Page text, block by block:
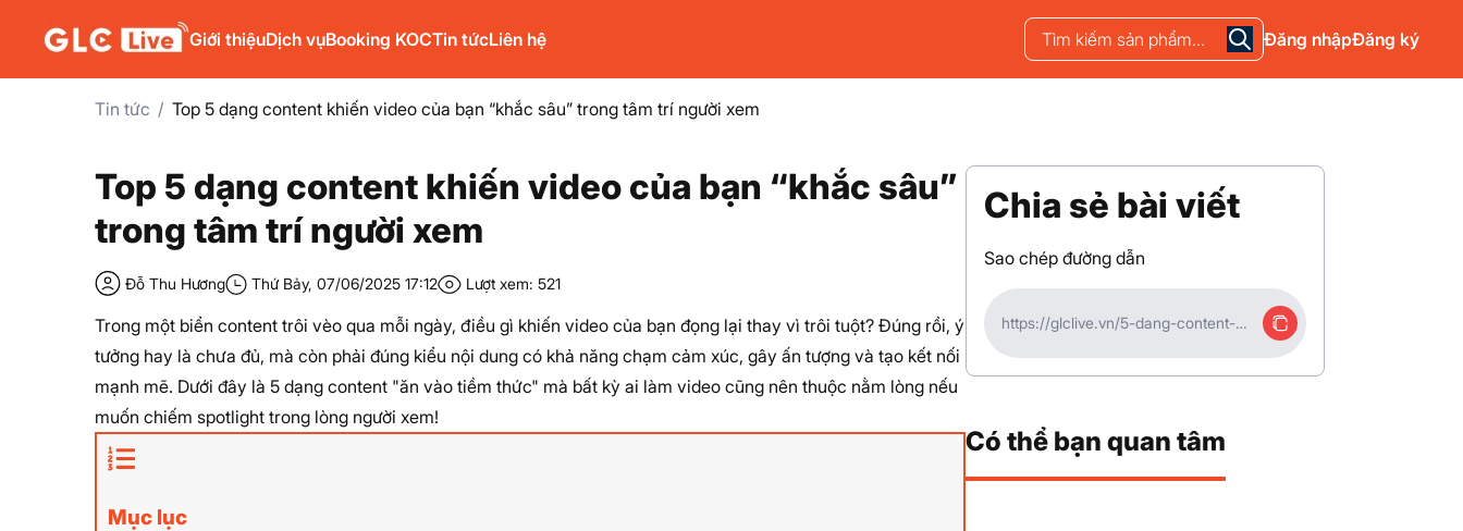
Giới thiệuDịch vụBooking KOCTin tứcLiên hệ Đăng nhậpĐăng ký
Tin tức Top 5 dạng content khiến video của bạn “khắc sâu” trong tâm trí người xem
Top 5 dạng content khiến video của bạn “khắc sâu”
trong tâm trí người xem
Đỗ Thu Hương Thứ Bảy, 07/06/2025 17:12 Lượt xem: 521
Trong một biển content trôi vèo qua mỗi ngày, điều gì khiến video của bạn đọng lại thay vì trôi tuột? Đúng rồi, ý
tưởng hay là chưa đủ, mà còn phải đúng kiểu nội dung có khả năng chạm cảm xúc, gây ấn tượng và tạo kết nối
mạnh mẽ. Dưới đây là 5 dạng content "ăn vào tiềm thức" mà bất kỳ ai làm video cũng nên thuộc nằm lòng nếu
muốn chiếm spotlight trong lòng người xem!
Mục lục
Chia sẻ bài viết
Sao chép đường dẫn
https://glclive.vn/5-dang-content-
Có thể bạn quan tâm